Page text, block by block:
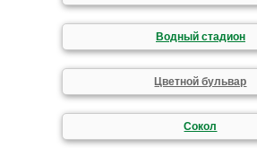
Водный стадион
Цветной бульвар
Сокол